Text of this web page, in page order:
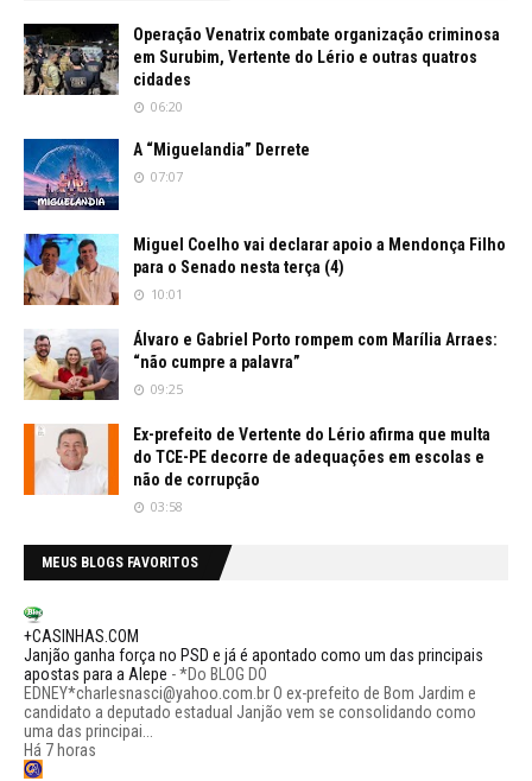
Operação Venatrix combate organização criminosa
em Surubim, Vertente do Lério e outras quatros
cidades
06:20
A “Miguelandia” Derrete
07:07
Miguel Coelho vai declarar apoio a Mendonça Filho
para o Senado nesta terça (4)
10:01
Álvaro e Gabriel Porto rompem com Marília Arraes:
“não cumpre a palavra”
09:25
Ex-prefeito de Vertente do Lério afirma que multa
do TCE-PE decorre de adequações em escolas e
não de corrupção
03:58
MEUS BLOGS FAVORITOS
+CASINHAS.COM
Janjão ganha força no PSD e já é apontado como um das principais
apostas para a Alepe -*Do BLOG DO
EDNEY*charlesnasci@yahoo.com.br O ex-prefeito de Bom Jardim e
candidato a deputado estadual Janjão vem se consolidando como
uma das principai...
Há 7 horas